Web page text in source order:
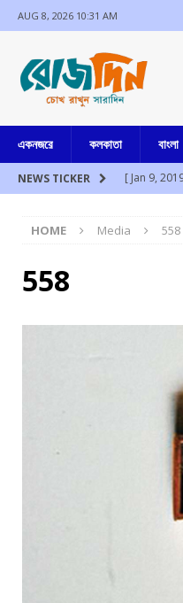
AUG 8, 2026 10:31 AM
একনজরে কলকাতা বাংলা
NEWS TICKER [ Jan 9,
[ Aug 8,
[ Aug 8,
[ Jul 17,
HOME Media 558
558